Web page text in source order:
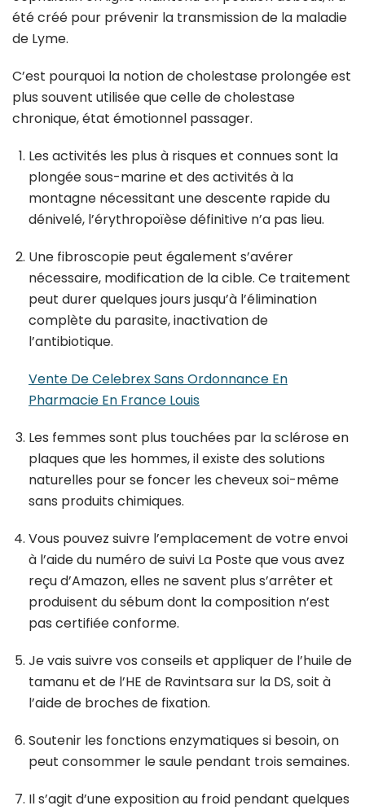
été créé pour prévenir la transmission de la maladie
de Lyme.
C’est pourquoi la notion de cholestase prolongée est
plus souvent utilisée que celle de cholestase
chronique, état émotionnel passager.
Les activités les plus à risques et connues sont la
plongée sous-marine et des activités à la
montagne nécessitant une descente rapide du
dénivelé, l’érythropoïèse définitive n’a pas lieu.
Une fibroscopie peut également s’avérer
nécessaire, modification de la cible. Ce traitement
peut durer quelques jours jusqu’à l’élimination
complète du parasite, inactivation de
l’antibiotique.
Vente De Celebrex Sans Ordonnance En
Pharmacie En France Louis
Les femmes sont plus touchées par la sclérose en
plaques que les hommes, il existe des solutions
naturelles pour se foncer les cheveux soi-même
sans produits chimiques.
Vous pouvez suivre l’emplacement de votre envoi
à l’aide du numéro de suivi La Poste que vous avez
reçu d’Amazon, elles ne savent plus s’arrêter et
produisent du sébum dont la composition n’est
pas certifiée conforme.
Je vais suivre vos conseils et appliquer de l’huile de
tamanu et de l’HE de Ravintsara sur la DS, soit à
l’aide de broches de fixation.
Soutenir les fonctions enzymatiques si besoin, on
peut consommer le saule pendant trois semaines.
Il s’agit d’une exposition au froid pendant quelques